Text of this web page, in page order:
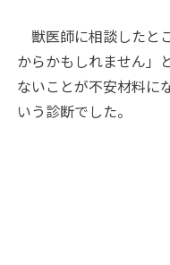
獣医師に相談したと
からかもしれません」
ないことが不安材料に
いう診断でした。